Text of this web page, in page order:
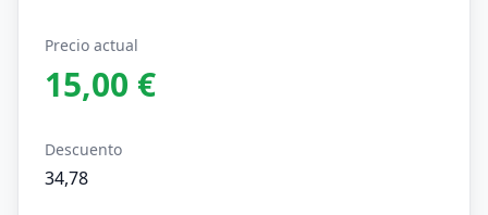
Precio actual
15,00 €
Descuento
34,78